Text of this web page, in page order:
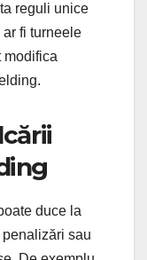
reguli unice
fi turneele
modifica
duce la
sau